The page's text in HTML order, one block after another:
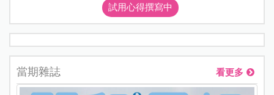
試用心得撰寫中
當期雜誌 看更多